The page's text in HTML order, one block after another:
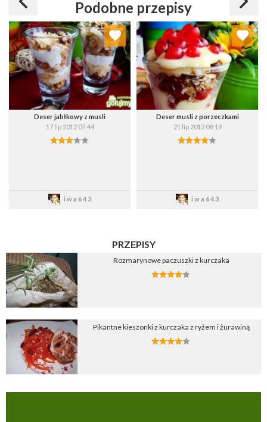
Podobne przepisy
Deser jabłkowy z musli
17 lip 2012 07:44
iwa643
Dodaj do ulubionych
Wybierz listę:
Zapisz
Deser musli z porzeczkami
21 lip 2012 08:19
iwa643
Dodaj do ulubionych
Wybierz listę:
Zapisz
PRZEPISY
Rozmarynowe paczuszki z kurczaka
Pikantne kieszonki z kurczaka z ryżem i żurawiną